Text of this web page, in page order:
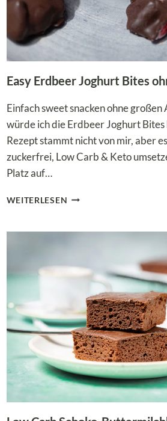
Easy Erdbeer Joghurt Bites
Einfach sweet snacken ohne großen
würde ich die Erdbeer Joghurt Bites
Rezept stammt nicht von mir, aber
zuckerfrei, Low Carb & Keto
Platz auf…
WEITERLESEN EASY
BITES